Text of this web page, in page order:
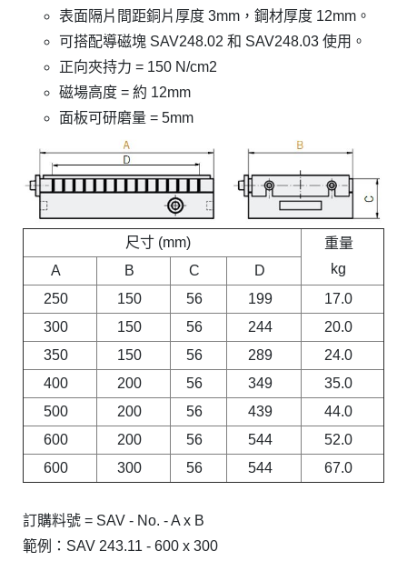
表面隔片間距銅片厚度 3mm，鋼材厚度 12mm。
可搭配導磁塊 SAV248.02 和 SAV248.03 使用。
正向夾持力 = 150 N/cm2
磁場高度 = 約 12mm
面板可研磨量 = 5mm
尺寸 (mm)
重量
kg
A B C
D
250
150 56 199
17.0
300
150 56 244
20.0
350
150 56 289
24.0
400
200 56 349
35.0
500
200 56 439
44.0
600
200 56 544
52.0
600
300 56 544 67.0
訂購料號 = SAV - No. - A x B
範例：SAV 243.11 - 600 x 300